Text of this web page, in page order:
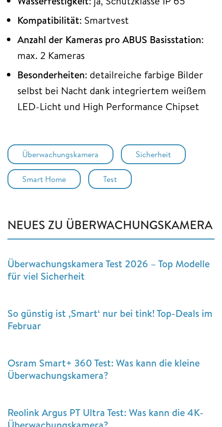
Kompatibilität: Smartvest
Anzahl der Kameras pro ABUS Basisstation:
max. 2 Kameras
Besonderheiten: detailreiche farbige Bilder
selbst bei Nacht dank integriertem weißem
LED-Licht und High Performance Chipset
Überwachungskamera Sicherheit
Smart Home Test
NEUES ZU ÜBERWACHUNGSKAMERA
Überwachungskamera Test 2026 – Top Modelle
für viel Sicherheit
So günstig ist ‚Smart‘ nur bei tink! Top-Deals im
Februar
Osram Smart+ 360 Test: Was kann die kleine
Überwachungskamera?
Reolink Argus PT Ultra Test: Was kann die 4K-